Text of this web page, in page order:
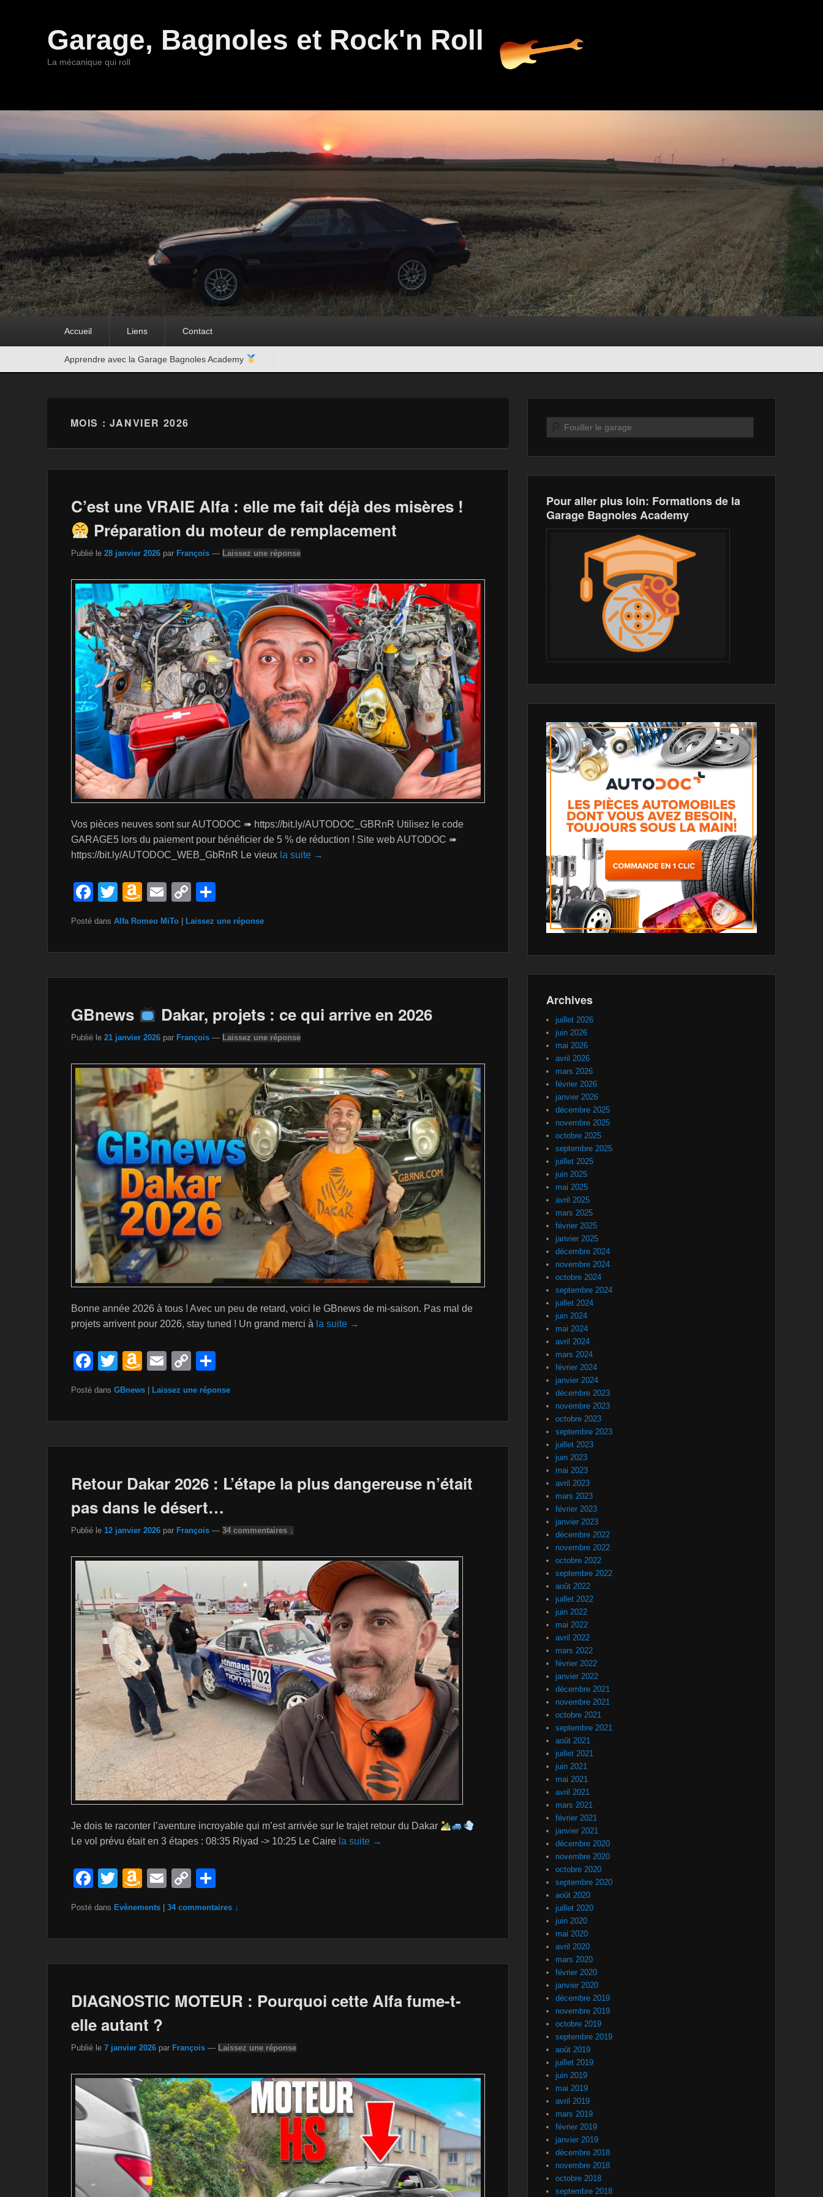
Garage, Bagnoles et Rock'n Roll
La mécanique qui roll
Accueil Liens Contact
Apprendre avec la Garage Bagnoles Academy
MOIS : JANVIER 2026
C’est une VRAIE Alfa : elle me fait déjà des misères !
Préparation du moteur de remplacement
Publié le 28 janvier 2026 par François — Laissez une réponse
Vos pièces neuves sont sur AUTODOC ➠ https://bit.ly/AUTODOC_GBRnR Utilisez le code
GARAGE5 lors du paiement pour bénéficier de 5 % de réduction ! Site web AUTODOC ➠
https://bit.ly/AUTODOC_WEB_GbRnR Le vieux la suite →
F
c
e
o
k
T
tt
er
A
a
z
W
is
Li
st
E
ail
C
p
y
k
ta
g
Posté dans Alfa Romeo MiTo Laissez une réponse
GBnews Dakar, projets : ce qui arrive en 2026
Publié le 21 janvier 2026 par François — Laissez une réponse
Bonne année 2026 à tous ! Avec un peu de retard, voici le GBnews de mi-saison. Pas mal de
projets arrivent pour 2026, stay tuned ! Un grand merci à la suite →
F
c
e
o
T
tt
er
A
a
z
W
is
h
Li
st
E
ail
C
p
y
k
ta
g
Posté dans GBnews Laissez une réponse
Retour Dakar 2026 : L’étape la plus dangereuse n’était
pas dans le désert…
Publié le 12 janvier 2026 par François — 34 commentaires ↓
Je dois te raconter l’aventure incroyable qui m’est arrivée sur le trajet retour du Dakar
Le vol prévu était en 3 étapes : 08:35 Riyad -> 10:25 Le Caire la suite →
F
c
e
o
T
wi
tt
er
A
a
z
W
is
h
Li
st
E
ail
C
p
y
k
ta
g
Posté dans Evènements 34 commentaires ↓
DIAGNOSTIC MOTEUR : Pourquoi cette Alfa fume-t-
elle autant ?
Publié le 7 janvier 2026 par François — Laissez une réponse
Recherche
Pour aller plus loin: Formations de la
Garage Bagnoles Academy
Archives
juillet 2026
juin 2026
mai 2026
avril 2026
mars 2026
février 2026
janvier 2026
décembre 2025
novembre 2025
octobre 2025
septembre 2025
juillet 2025
juin 2025
mai 2025
avril 2025
mars 2025
février 2025
janvier 2025
décembre 2024
novembre 2024
octobre 2024
septembre 2024
juillet 2024
juin 2024
mai 2024
avril 2024
mars 2024
février 2024
janvier 2024
décembre 2023
novembre 2023
octobre 2023
septembre 2023
juillet 2023
juin 2023
mai 2023
avril 2023
mars 2023
février 2023
janvier 2023
décembre 2022
novembre 2022
octobre 2022
septembre 2022
août 2022
juillet 2022
juin 2022
mai 2022
avril 2022
mars 2022
février 2022
janvier 2022
décembre 2021
novembre 2021
octobre 2021
septembre 2021
août 2021
juillet 2021
juin 2021
mai 2021
avril 2021
mars 2021
février 2021
janvier 2021
décembre 2020
novembre 2020
octobre 2020
septembre 2020
août 2020
juillet 2020
juin 2020
mai 2020
avril 2020
mars 2020
février 2020
janvier 2020
décembre 2019
novembre 2019
octobre 2019
septembre 2019
août 2019
juillet 2019
juin 2019
mai 2019
avril 2019
mars 2019
février 2019
janvier 2019
décembre 2018
novembre 2018
octobre 2018
septembre 2018